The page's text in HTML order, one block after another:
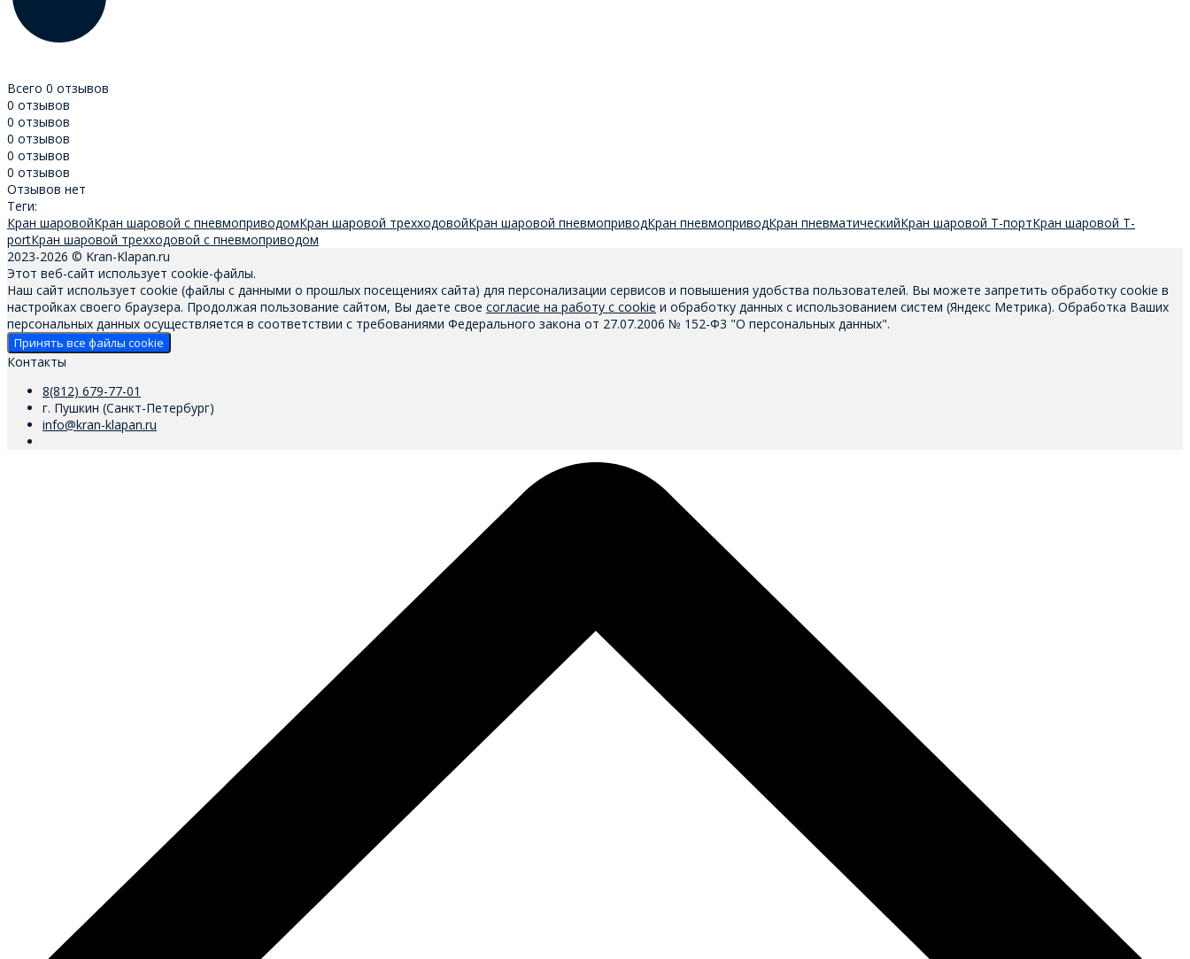
Всего 0 отзывов
0 отзывов
0 отзывов
0 отзывов
0 отзывов
0 отзывов
Отзывов нет
Теги:
Кран шаровойКран шаровой с пневмоприводомКран шаровой трехходовойКран шаровой пневмоприводКран пневмоприводКран пневматическийКран шаровой T-портКран шаровой T-
portКран шаровой трехходовой с пневмоприводом
2023-2026 © Kran-Klapan.ru
Этот веб-сайт использует cookie-файлы.
Наш сайт использует cookie (файлы с данными о прошлых посещениях сайта) для персонализации сервисов и повышения удобства пользователей. Вы можете запретить обработку cookie в
настройках своего браузера. Продолжая пользование сайтом, Вы даете свое согласие на работу с cookie и обработку данных с использованием систем (Яндекс Метрика). Обработка Ваших
персональных данных осуществляется в соответствии с требованиями Федерального закона от 27.07.2006 № 152-Ф3 "О персональных данных".
Принять все файлы cookie
Контакты
8(812) 679-77-01
г. Пушкин (Санкт-Петербург)
info@kran-klapan.ru